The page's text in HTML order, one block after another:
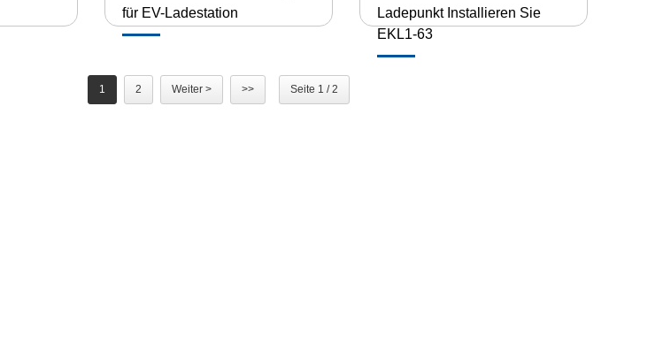
für EV-Ladestation
Ladepunkt Installieren Sie
EKL1-63
1 2 Weiter > >> Seite 1 / 2